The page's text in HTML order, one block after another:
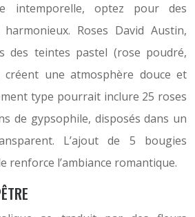
intemporelle, optez pour des
Roses David Austin,
des teintes pastel (rose poudré,
créent une atmosphère douce et
type pourrait inclure 25 roses
de gypsophile, disposés dans un
L’ajout de 5 bougies
renforce l’ambiance romantique.